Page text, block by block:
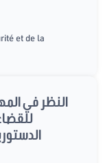
et de la
النظر في